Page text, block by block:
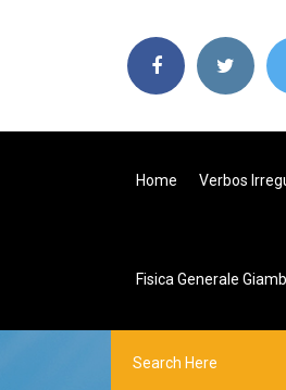
Home Verbos
Fisica Generale